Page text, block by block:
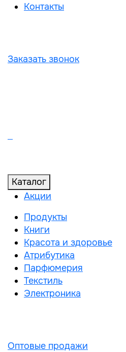
Контакты
Заказать звонок
Каталог
Акции
Продукты
Книги
Красота и здоровье
Атрибутика
Парфюмерия
Текстиль
Электроника
Оптовые продажи